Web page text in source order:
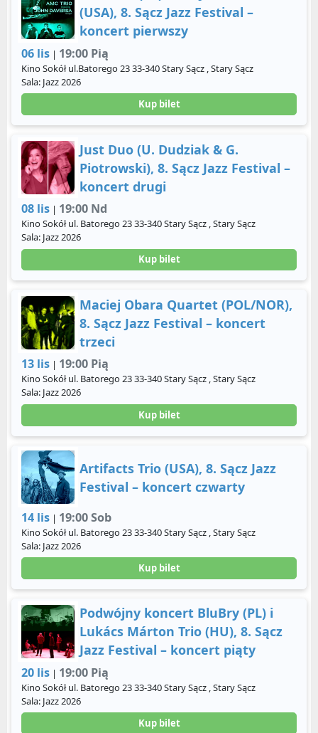
(USA), 8. Sącz Jazz Festival –
koncert pierwszy
06 lis | 19:00 Pią
Kino Sokół ul.Batorego 23 33-340 Stary Sącz , Stary Sącz
Sala: Jazz 2026
Kup bilet
Just Duo (U. Dudziak & G.
Piotrowski), 8. Sącz Jazz Festival –
koncert drugi
08 lis | 19:00 Nd
Kino Sokół ul. Batorego 23 33-340 Stary Sącz , Stary Sącz
Sala: Jazz 2026
Kup bilet
Maciej Obara Quartet (POL/NOR),
8. Sącz Jazz Festival – koncert
trzeci
13 lis | 19:00 Pią
Kino Sokół ul. Batorego 23 33-340 Stary Sącz , Stary Sącz
Sala: Jazz 2026
Kup bilet
Artifacts Trio (USA), 8. Sącz Jazz
Festival – koncert czwarty
14 lis | 19:00 Sob
Kino Sokół ul. Batorego 23 33-340 Stary Sącz , Stary Sącz
Sala: Jazz 2026
Kup bilet
Podwójny koncert BluBry (PL) i
Lukács Márton Trio (HU), 8. Sącz
Jazz Festival – koncert piąty
20 lis | 19:00 Pią
Kino Sokół ul. Batorego 23 33-340 Stary Sącz , Stary Sącz
Sala: Jazz 2026
Kup bilet